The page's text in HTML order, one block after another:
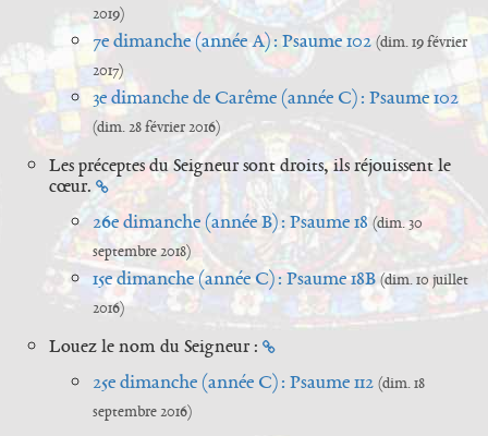
2019)
7e dimanche (année A) : Psaume 102 (dim. 19 février
2017)
3e dimanche de Carême (année C) : Psaume 102
(dim. 28 février 2016)
Les préceptes du Seigneur sont droits, ils réjouissent le
cœur.
26e dimanche (année B) : Psaume 18 (dim. 30
septembre 2018)
15e dimanche (année C) : Psaume 18B (dim. 10 juillet
2016)
Louez le nom du Seigneur :
25e dimanche (année C) : Psaume 112 (dim. 18
septembre 2016)